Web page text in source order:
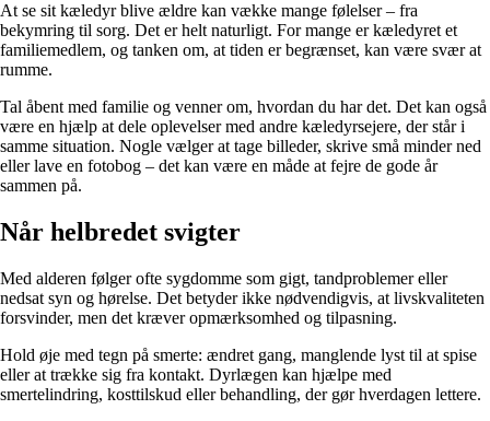
At se sit kæledyr blive ældre kan vække mange følelser – fra
bekymring til sorg. Det er helt naturligt. For mange er kæledyret et
familiemedlem, og tanken om, at tiden er begrænset, kan være svær at
rumme.
Tal åbent med familie og venner om, hvordan du har det. Det kan også
være en hjælp at dele oplevelser med andre kæledyrsejere, der står i
samme situation. Nogle vælger at tage billeder, skrive små minder ned
eller lave en fotobog – det kan være en måde at fejre de gode år
sammen på.
Når helbredet svigter
Med alderen følger ofte sygdomme som gigt, tandproblemer eller
nedsat syn og hørelse. Det betyder ikke nødvendigvis, at livskvaliteten
forsvinder, men det kræver opmærksomhed og tilpasning.
Hold øje med tegn på smerte: ændret gang, manglende lyst til at spise
eller at trække sig fra kontakt. Dyrlægen kan hjælpe med
smertelindring, kosttilskud eller behandling, der gør hverdagen lettere.